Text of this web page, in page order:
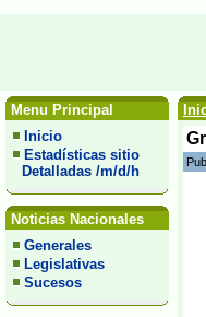
Menu Principal
Inicio
Estadísticas sitio
Detalladas /m/d/h
Noticias Nacionales
Generales
Legislativas
Sucesos